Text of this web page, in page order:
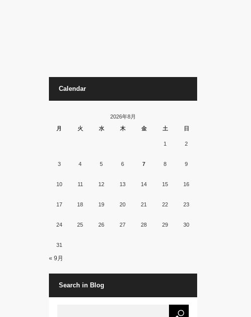
Calendar
2026年8月
月
火 水 木 金 土 日
1 2
3 4 5 6 7 8 9
10 11 12 13 14 15 16
17 18 19 20 21 22 23
24 25 26 27 28 29 30
31
« 9月
Search in Blog